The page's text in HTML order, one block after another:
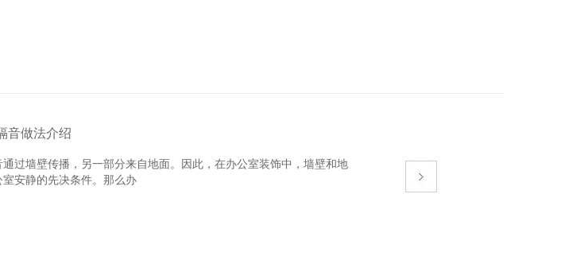
音做法介绍
过墙壁传播，另一部分来自地面。因此，在办公室装饰中，墙壁和地
安静的先决条件。那么办